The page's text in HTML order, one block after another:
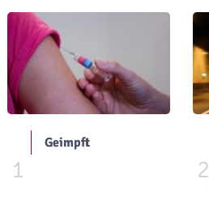
1
Geimpft
2